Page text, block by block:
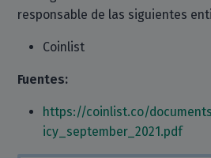
responsable de las siguientes
Coinlist
Fuentes:
https://coinlist.co/
icy_september_2021.pdf